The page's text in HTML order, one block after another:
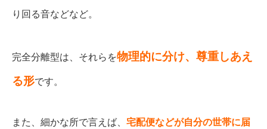
り回る音などなど。
完全分離型は、それらを物理的に分け、尊重しあえ
る形です。
また、細かな所で言えば、 宅配便などが自分の世帯に届